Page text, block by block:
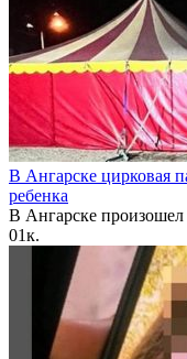
В Ангарске цирковая
ребенка
В Ангарске
01к.